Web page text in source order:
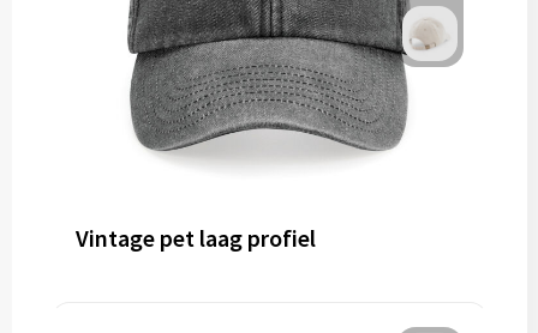
Vintage pet laag profiel